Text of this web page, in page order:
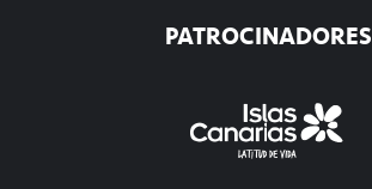
PATROCINADORES